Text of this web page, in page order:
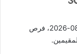
أحدث وظائف خدمة العملاء في البحرين 07-08-2026، فرص